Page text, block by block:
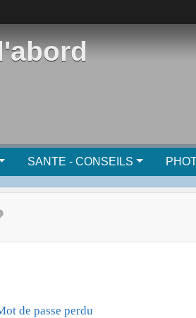
SANTE - CONSEILS
de passe perdu